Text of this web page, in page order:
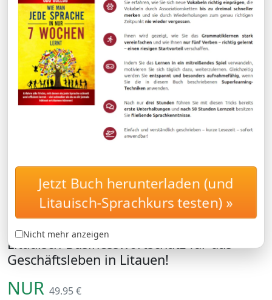
BUSINESSKURS
Business-Litauisch-Kurs
von Sprachenlernen24
Litauisch-Businesskurs: Lernen Sie den
Litauisch-Businesswortschatz für das
Geschäftsleben in Litauen!
NUR 49.95 €
Jetzt Buch herunterladen (und
Litauisch-Sprachkurs testen) »
Nicht mehr anzeigen